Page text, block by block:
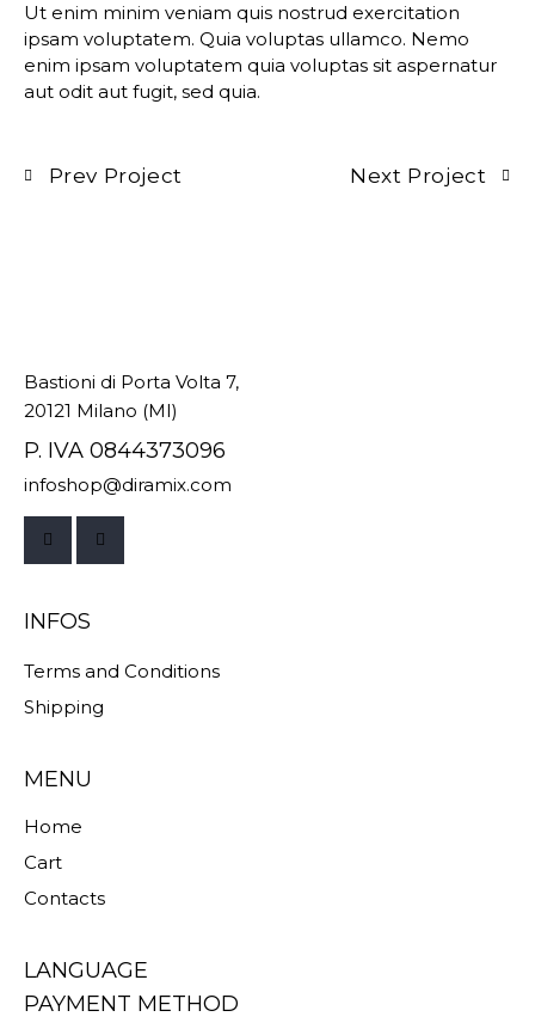
Ut enim minim veniam quis nostrud exercitation
ipsam voluptatem. Quia voluptas ullamco. Nemo
enim ipsam voluptatem quia voluptas sit aspernatur
aut odit aut fugit, sed quia.
Prev Project Next Project
Bastioni di Porta Volta 7,
20121 Milano (MI)
P. IVA 0844373096
infoshop@diramix.com
INFOS
Terms and Conditions
Shipping
MENU
Home
Cart
Contacts
LANGUAGE
PAYMENT METHOD